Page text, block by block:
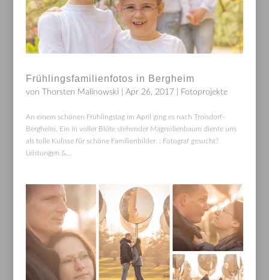
Frühlingsfamilienfotos in Bergheim
von Thorsten Malinowski Apr 26, 2017 Fotoprojekte
An einem schönen Frühlingstag im April ging es nach Troisdorf-
Bergheim. Ein in voller Blüte stehender Magnolienbaum diente uns
als tolle Kulisse für schöne Familienbilder. ; Fotograf gesucht?
Leistungen &...